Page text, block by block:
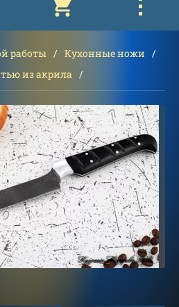
работы
Кухонные ножи
из акрила